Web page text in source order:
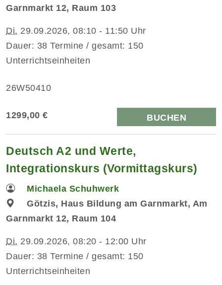
Garnmarkt 12, Raum 103
Di. 29.09.2026, 08:10 - 11:50 Uhr
Dauer: 38 Termine / gesamt: 150
Unterrichtseinheiten
26W50410
1299,00 € BUCHEN
Deutsch A2 und Werte,
Integrationskurs (Vormittagskurs)
Michaela Schuhwerk
Götzis, Haus Bildung am Garnmarkt, Am
Garnmarkt 12, Raum 104
Di. 29.09.2026, 08:20 - 12:00 Uhr
Dauer: 38 Termine / gesamt: 150
Unterrichtseinheiten